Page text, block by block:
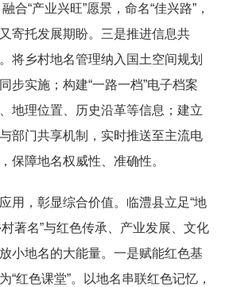
合“产业兴旺”愿景，命名“佳兴路”，
寄托发展期盼。三是推进信息共
将乡村地名管理纳入国土空间规划
步实施；构建“一路一档”电子档案
地理位置、历史沿革等信息；建立
部门共享机制，实时推送至主流电
保障地名权威性、准确性。
用，彰显综合价值。临澧县立足“地
村著名”与红色传承、产业发展、文化
小地名的大能量。一是赋能红色基
“红色课堂”。以地名串联红色记忆，